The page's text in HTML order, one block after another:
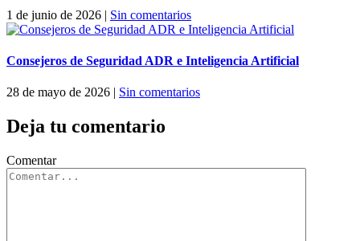
1 de junio de 2026 | Sin comentarios
Consejeros de Seguridad ADR e Inteligencia Artificial
28 de mayo de 2026 | Sin comentarios
Deja tu comentario
Comentar